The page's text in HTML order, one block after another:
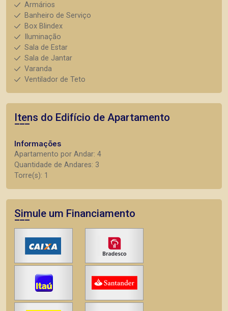
Armários
Banheiro de Serviço
Box Blindex
Iluminação
Sala de Estar
Sala de Jantar
Varanda
Ventilador de Teto
Itens do Edifício de Apartamento
Informações
Apartamento por Andar: 4
Quantidade de Andares: 3
Torre(s): 1
Simule um Financiamento